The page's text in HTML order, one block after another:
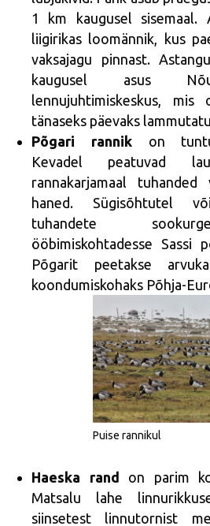
1 km kaugusel sisemaal.
liigirikas loomännik, kus
vaksajagu pinnast.
kaugusel asus
lennujuhtimiskeskus,
tänaseks päevaks
Põgari rannikon
Kevadel peatuvad
rannakarjamaal tuhanded
haned. Sügisõhtutel
tuhandete
ööbimiskohtadesse Sassi
Põgarit peetakse
koondumiskohaks Põhja-
Puise rannikul
Haeska rand
on parim
Matsalu lahe
siinsetest linnutornist